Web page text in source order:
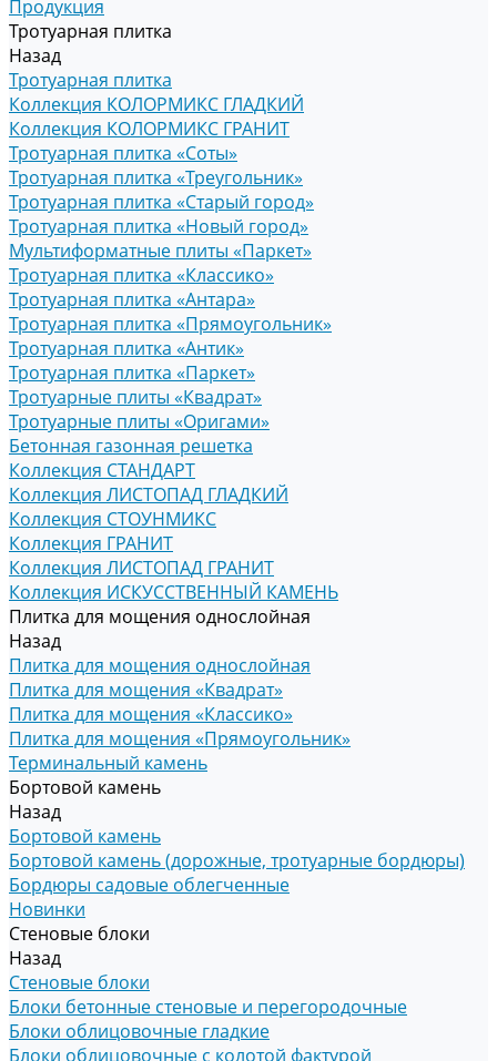
Продукция
Тротуарная плитка
Назад
Тротуарная плитка
Коллекция КОЛОРМИКС ГЛАДКИЙ
Коллекция КОЛОРМИКС ГРАНИТ
Тротуарная плитка «Соты»
Тротуарная плитка «Треугольник»
Тротуарная плитка «Старый город»
Тротуарная плитка «Новый город»
Мультиформатные плиты «Паркет»
Тротуарная плитка «Классико»
Тротуарная плитка «Антара»
Тротуарная плитка «Прямоугольник»
Тротуарная плитка «Антик»
Тротуарная плитка «Паркет»
Тротуарные плиты «Квадрат»
Тротуарные плиты «Оригами»
Бетонная газонная решетка
Коллекция СТАНДАРТ
Коллекция ЛИСТОПАД ГЛАДКИЙ
Коллекция СТОУНМИКС
Коллекция ГРАНИТ
Коллекция ЛИСТОПАД ГРАНИТ
Коллекция ИСКУССТВЕННЫЙ КАМЕНЬ
Плитка для мощения однослойная
Назад
Плитка для мощения однослойная
Плитка для мощения «Квадрат»
Плитка для мощения «Классико»
Плитка для мощения «Прямоугольник»
Терминальный камень
Бортовой камень
Назад
Бортовой камень
Бортовой камень (дорожные, тротуарные бордюры)
Бордюры садовые облегченные
Новинки
Стеновые блоки
Назад
Стеновые блоки
Блоки бетонные стеновые и перегородочные
Блоки облицовочные гладкие
Блоки облицовочные с колотой фактурой